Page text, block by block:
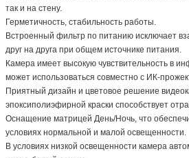
так и на стену.
Герметичность, стабильность работы.
Встроенный фильтр по питанию исключает
друг на друга при общем источнике питания.
Камера имеет высокую чувствительность в
может использоваться совместно с ИК-
Приятный дизайн и цветовое решение
эпоксиполиэфирной краски способствует
Оснащение матрицей День/Ночь, что
условиях нормальной и малой освещенности.
В условиях низкой освещенности камера